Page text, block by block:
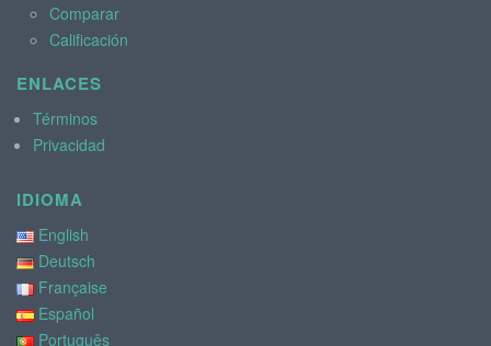
Comparar
Calificación
ENLACES
Términos
Privacidad
IDIOMA
English
Deutsch
Française
Español
Português